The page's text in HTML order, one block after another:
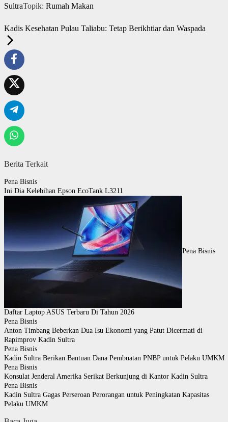
SultraTopik: Rumah Makan
Kadis Kesehatan Pulau Taliabu: Tetap Berikhtiar dan Waspada
Berita Terkait
Pena Bisnis
Ini Dia Kelebihan Epson EcoTank L3211
Pena Bisnis
Daftar Laptop ASUS Terbaru Di Tahun 2026
Pena Bisnis
Anton Timbang Beberkan Dua Isu Ekonomi yang Patut Dicermati di
Rapimprov Kadin Sultra
Pena Bisnis
Kadin Sultra Berikan Bantuan Dana Pembuatan PNBP untuk Pelaku UMKM
Pena Bisnis
Konsulat Jenderal Amerika Serikat Berkunjung di Kantor Kadin Sultra
Pena Bisnis
Kadin Sultra Gagas Perseroan Perorangan untuk Peningkatan Kapasitas
Pelaku UMKM